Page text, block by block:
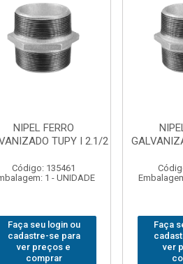
NIPEL FERRO
TUPY I 2.1/2
Código: 135461
1 - UNIDADE
Faça seu login ou
cadastre-se para
ver preços e
comprar
Faça
ver